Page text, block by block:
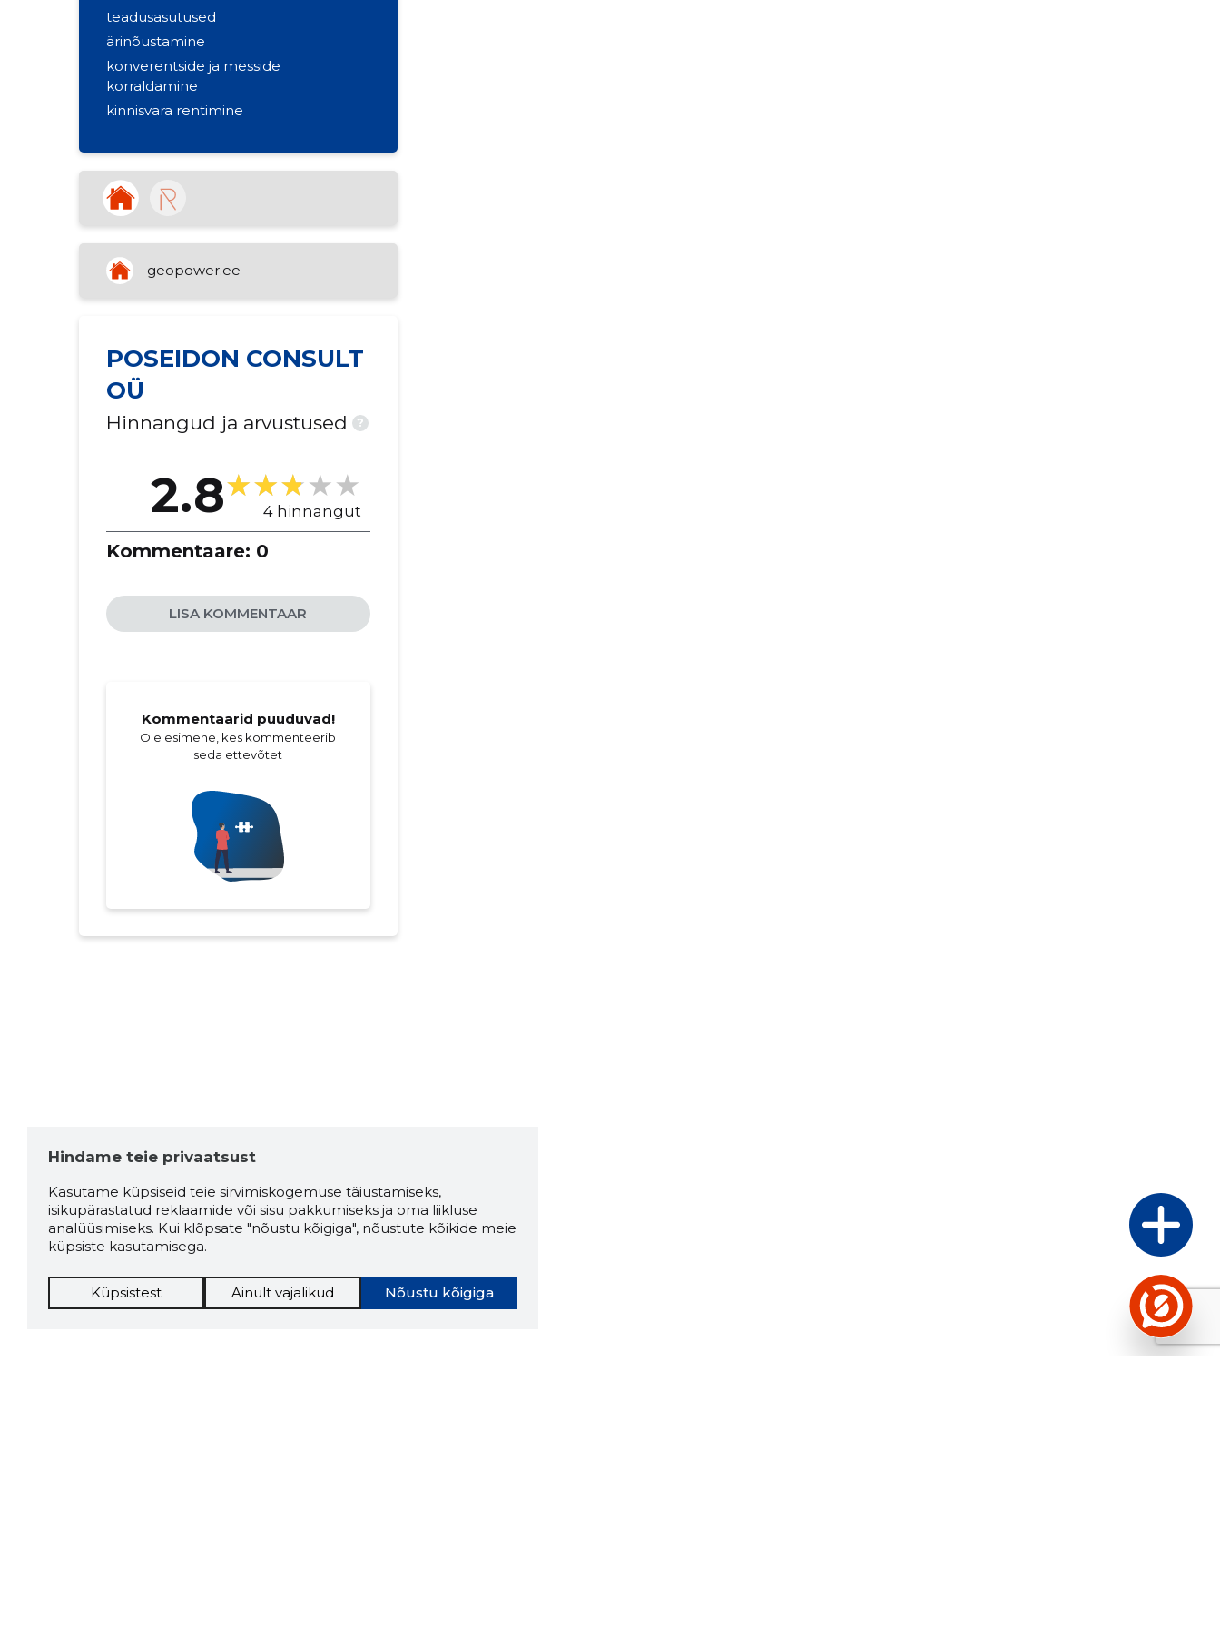
teadusasutused
ärinõustamine
konverentside ja messide
korraldamine
kinnisvara rentimine
geopower.ee
POSEIDON CONSULT
OÜ
Hinnangud ja arvustused ?
2.8 4 hinnangut
Kommentaare: 0
LISA KOMMENTAAR
Kommentaarid puuduvad!
Ole esimene, kes kommenteerib
seda ettevõtet
Hindame teie privaatsust
Kasutame küpsiseid teie sirvimiskogemuse täiustamiseks,
isikupärastatud reklaamide või sisu pakkumiseks ja oma liikluse
analüüsimiseks. Kui klõpsate "nõustu kõigiga", nõustute kõikide meie
küpsiste kasutamisega.
Nõustu kõigiga
Küpsistest Ainult vajalikud